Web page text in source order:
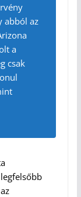
abból az
a
csak